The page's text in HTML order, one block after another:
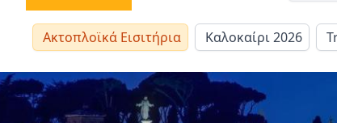
Ακτοπλοϊκά Εισιτήρια Καλοκαίρι 2026